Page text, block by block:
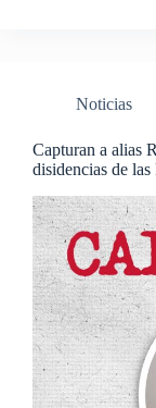
Noticias
Capturan a alias
disidencias de